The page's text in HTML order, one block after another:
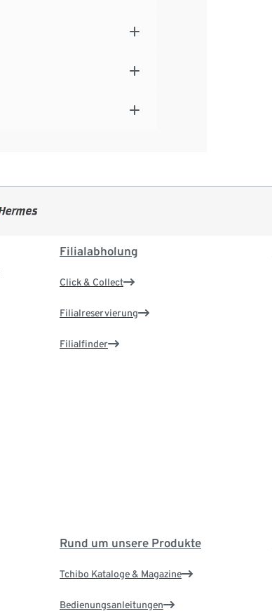
Filialabholung
Click & Collect
Filialreservierung
Filialfinder
Rund um unsere Produkte
Tchibo Kataloge & Magazine
Bedienungsanleitungen